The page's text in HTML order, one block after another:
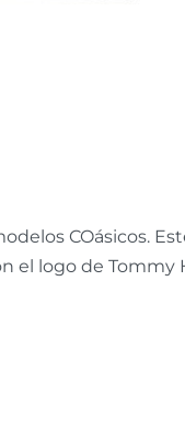
COásicos.
el logo de Tommy